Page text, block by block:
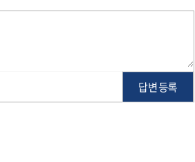
답변 등록